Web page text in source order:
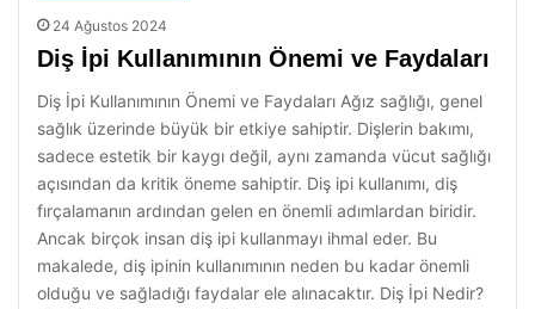
24 Ağustos 2024
Diş İpi Kullanımının Önemi ve Faydaları
Diş İpi Kullanımının Önemi ve Faydaları Ağız sağlığı, genel
sağlık üzerinde büyük bir etkiye sahiptir. Dişlerin bakımı,
sadece estetik bir kaygı değil, aynı zamanda vücut sağlığı
açısından da kritik öneme sahiptir. Diş ipi kullanımı, diş
fırçalamanın ardından gelen en önemli adımlardan biridir.
Ancak birçok insan diş ipi kullanmayı ihmal eder. Bu
makalede, diş ipinin kullanımının neden bu kadar önemli
olduğu ve sağladığı faydalar ele alınacaktır. Diş İpi Nedir?